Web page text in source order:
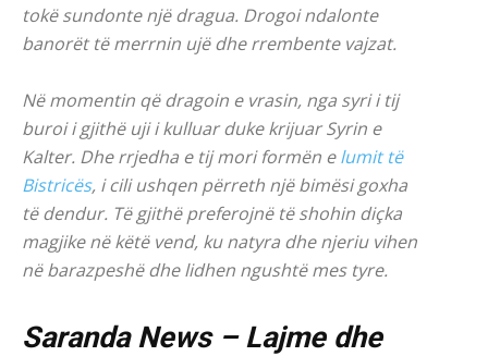
tokë sundonte një dragua. Drogoi ndalonte
banorët të merrnin ujë dhe rrembente vajzat.
Në momentin që dragoin e vrasin, nga syri i tij
buroi i gjithë uji i kulluar duke krijuar Syrin e
Kalter. Dhe rrjedha e tij mori formën elumit të
Bistricës, i cili ushqen përreth një bimësi goxha
të dendur. Të gjithë preferojnë të shohin diçka
magjike në këtë vend, ku natyra dhe njeriu vihen
në barazpeshë dhe lidhen ngushtë mes tyre.
Saranda News – Lajme dhe